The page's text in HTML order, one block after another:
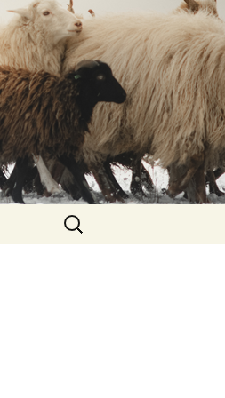
Vyhledávání